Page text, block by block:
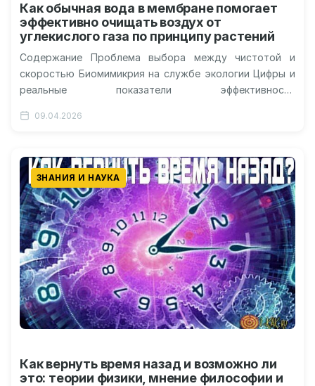
Как обычная вода в мембране помогает
эффективно очищать воздух от
углекислого газа по принципу растений
Содержание Проблема выбора между чистотой и
скоростью Биомимикрия на службе экологии Цифры и
реальные показатели эффективности
Природа за миллионы лет эволюции…
09.04.2026
ЗНАНИЯ И НАУКА
Как вернуть время назад и возможно ли
это: теории физики, мнение философии и